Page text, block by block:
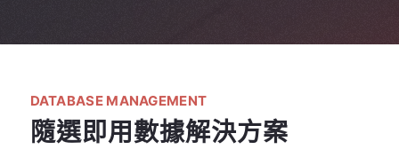
DATABASE MANAGEMENT
隨選即用數據解決方案